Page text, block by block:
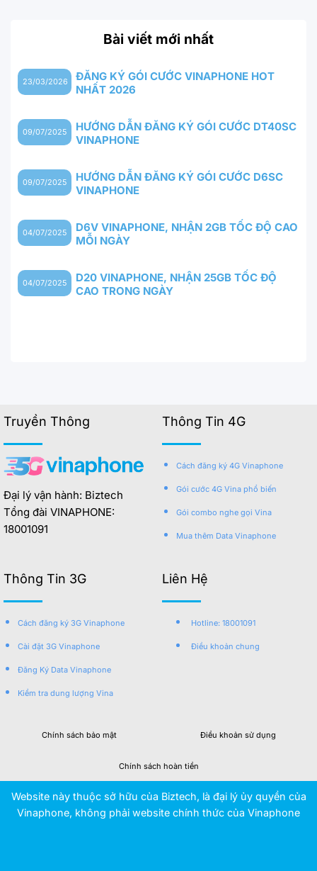
Bài viết mới nhất
ĐĂNG KÝ GÓI CƯỚC VINAPHONE HOT
NHẤT 2026
23/03/2026
HƯỚNG DẪN ĐĂNG KÝ GÓI CƯỚC DT40SC
VINAPHONE
09/07/2025
HƯỚNG DẪN ĐĂNG KÝ GÓI CƯỚC D6SC
VINAPHONE
09/07/2025
D6V VINAPHONE, NHẬN 2GB TỐC ĐỘ CAO
MỖI NGÀY
04/07/2025
D20 VINAPHONE, NHẬN 25GB TỐC ĐỘ
CAO TRONG NGÀY
04/07/2025
Truyền Thông
Đại lý vận hành: Biztech
Tổng đài VINAPHONE:
18001091
Thông Tin 4G
Cách đăng ký 4G Vinaphone
Gói cước 4G Vina phổ biến
Gói combo nghe gọi Vina
Mua thêm Data Vinaphone
Thông Tin 3G
Cách đăng ký 3G Vinaphone
Cài đặt 3G Vinaphone
Đăng Ký Data Vinaphone
Kiểm tra dung lượng Vina
Liên Hệ
Hotline: 18001091
Điều khoản chung
Chính sách bảo mật Điều khoản sử dụng
Chính sách hoàn tiền
Website này thuộc sở hữu của Biztech, là đại lý ủy quyền của
Vinaphone, không phải website chính thức của Vinaphone